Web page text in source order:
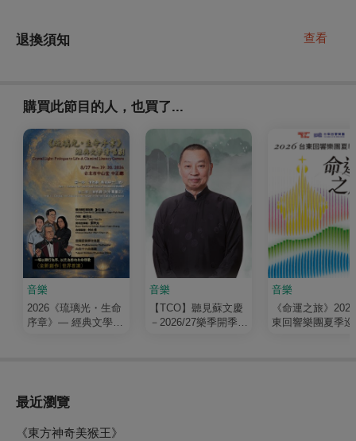
退換須知 查看
購買此節目的人，也買了...
音樂
2026《琉璃光・生命
序章》— 經典文學清
音樂
【TCO】聽見蘇文慶
－2026/27樂季開季音
音樂
《命運之旅》
東回響樂團夏季巡
最近瀏覽
《東方神奇美猴王》